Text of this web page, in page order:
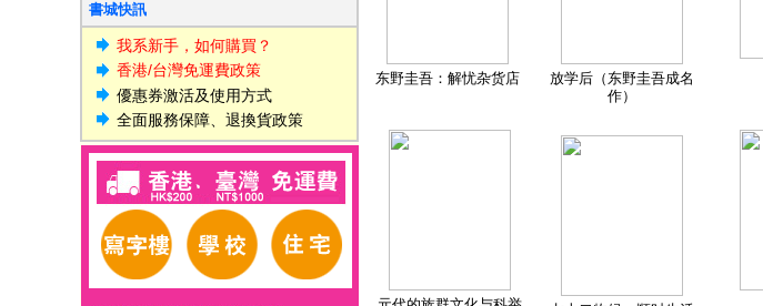
書城快訊
我系新手，如何購買？
香港/台灣免運費政策
優惠券激活及使用方式
全面服務保障、退換貨政策
东野圭吾：解忧杂货店
放学后（东野圭吾成名
作）